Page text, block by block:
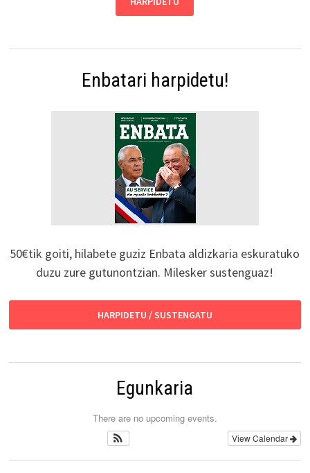
Enbatari harpidetu!
50€tik goiti, hilabete guziz Enbata aldizkaria eskuratuko
duzu zure gutunontzian. Milesker sustenguaz!
HARPIDETU / SUSTENGATU
Egunkaria
There are no upcoming events.
View Calendar